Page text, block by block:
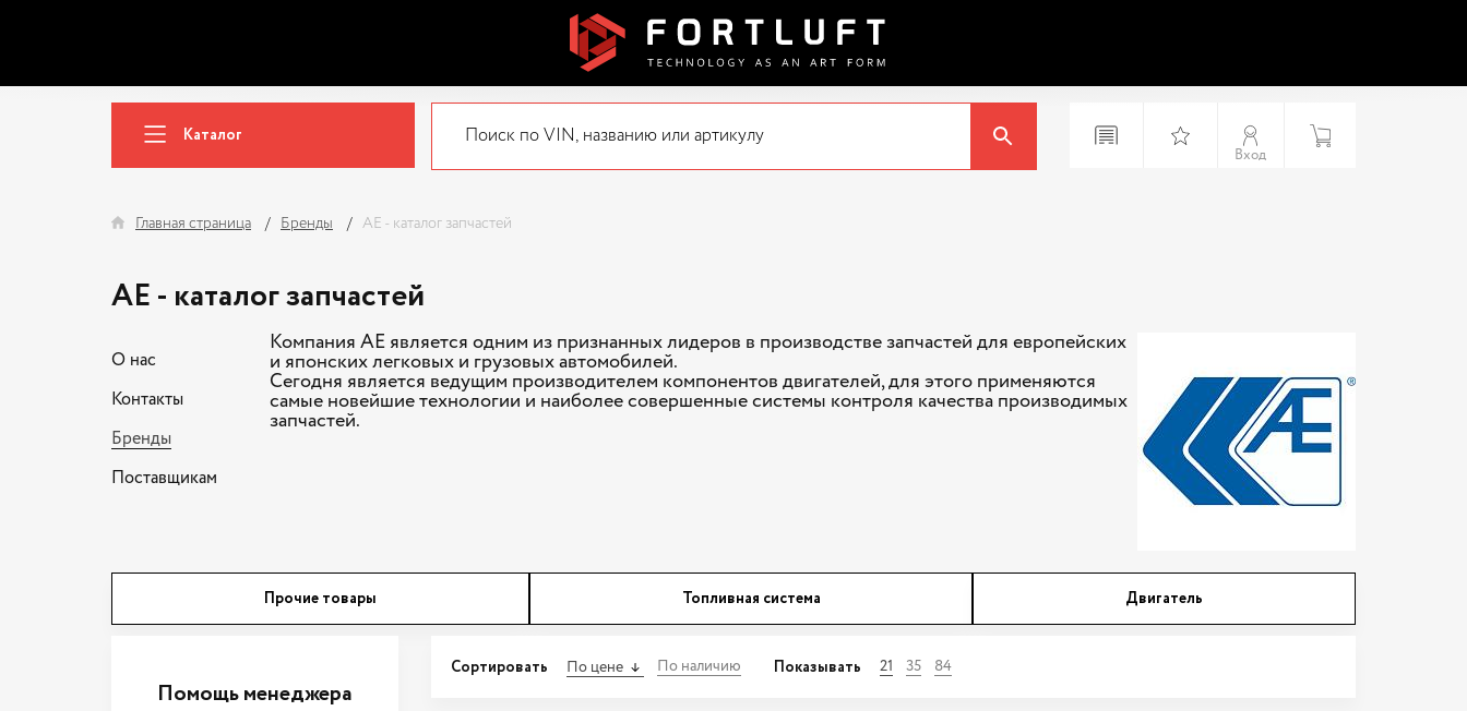
Каталог
Вход
Главная страница Бренды AE - каталог запчастей
AE - каталог запчастей
О нас
Контакты
Бренды
Поставщикам
Компания АЕ является одним из признанных лидеров в производстве запчастей для европейских
и японских легковых и грузовых автомобилей.
Сегодня является ведущим производителем компонентов двигателей, для этого применяются
самые новейшие технологии и наиболее совершенные системы контроля качества производимых
запчастей.
Прочие товары Топливная система Двигатель
Помощь менеджера
Сортировать По цене По наличию Показывать 21 35 84